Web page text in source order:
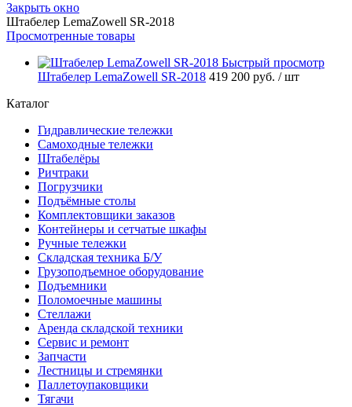
Закрыть окно
Штабелер LemaZowell SR-2018
Просмотренные товары
Быстрый просмотр
Штабелер LemaZowell SR-2018 419 200 руб. / шт
Каталог
Гидравлические тележки
Самоходные тележки
Штабелёры
Ричтраки
Погрузчики
Подъёмные столы
Комплектовщики заказов
Контейнеры и сетчатые шкафы
Ручные тележки
Складская техника Б/У
Грузоподъемное оборудование
Подъемники
Поломоечные машины
Стеллажи
Аренда складской техники
Сервис и ремонт
Запчасти
Лестницы и стремянки
Паллетоупаковщики
Тягачи